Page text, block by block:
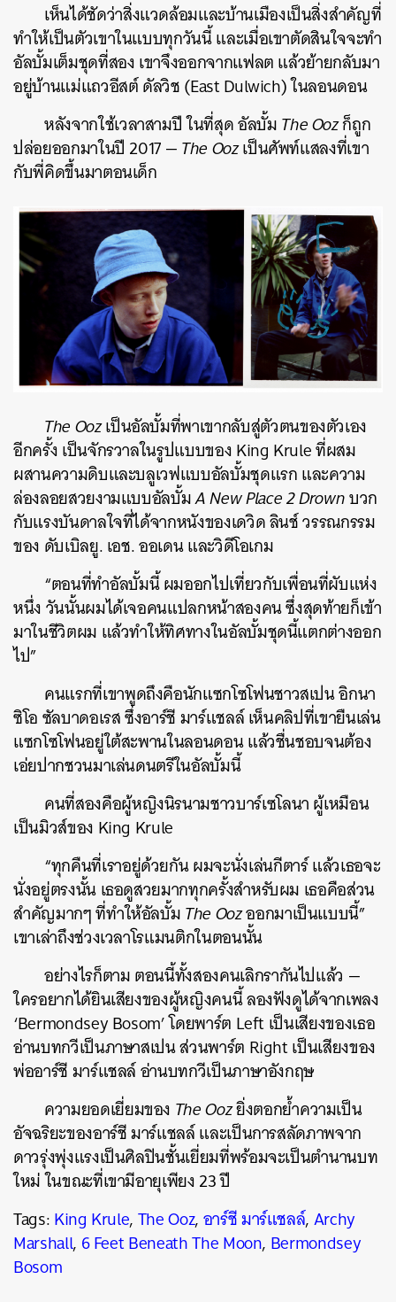
เห็นได้ชัดว่าสิ่งแวดล้อมและบ้านเมืองเป็นสิ่งสำคัญที่
ทำให้เป็นตัวเขาในแบบทุกวันนี้ และเมื่อเขาตัดสินใจจะทำ
อัลบั้มเต็มชุดที่สอง เขาจึงออกจากแฟลต แล้วย้ายกลับมา
อยู่บ้านแม่แถวอีสต์ ดัลวิช (East Dulwich) ในลอนดอน
หลังจากใช้เวลาสามปี ในที่สุด อัลบั้มThe Oozก็ถูก
ปล่อยออกมาในปี 2017 —The Oozเป็นศัพท์แสลงที่เขา
กับพี่คิดขึ้นมาตอนเด็ก
The Oozเป็นอัลบั้มที่พาเขากลับสู่ตัวตนของตัวเอง
อีกครั้ง เป็นจักรวาลในรูปแบบของ King Krule ที่ผสม
ผสานความดิบและบลูเวฟแบบอัลบั้มชุดแรก และความ
ล่องลอยสวยงามแบบอัลบั้มA New Place 2 Drownบวก
กับแรงบันดาลใจที่ได้จากหนังของเดวิด ลินช์ วรรณกรรม
ของ ดับเบิลยู. เอช. ออเดน และวิดีโอเกม
“ตอนที่ทำอัลบั้มนี้ ผมออกไปเที่ยวกับเพื่อนที่ผับแห่ง
หนึ่ง วันนั้นผมได้เจอคนแปลกหน้าสองคน ซึ่งสุดท้ายก็เข้า
มาในชีวิตผม แล้วทำให้ทิศทางในอัลบั้มชุดนี้แตกต่างออก
ไป”
คนแรกที่เขาพูดถึงคือนักแซกโซโฟนชาวสเปน อิกนา
ซิโอ ซัลบาดอเรส ซึ่งอาร์ชี มาร์แชลล์ เห็นคลิปที่เขายืนเล่น
แซกโซโฟนอยู่ใต้สะพานในลอนดอน แล้วชื่นชอบจนต้อง
เอ่ยปากชวนมาเล่นดนตรีในอัลบั้มนี้
คนที่สองคือผู้หญิงนิรนามชาวบาร์เซโลนา ผู้เหมือน
เป็นมิวส์ของ King Krule
“ทุกคืนที่เราอยู่ด้วยกัน ผมจะนั่งเล่นกีตาร์ แล้วเธอจะ
นั่งอยู่ตรงนั้น เธอดูสวยมากทุกครั้งสำหรับผม เธอคือส่วน
สำคัญมากๆ ที่ทำให้อัลบั้มThe Oozออกมาเป็นแบบนี้”
เขาเล่าถึงช่วงเวลาโรแมนติกในตอนนั้น
อย่างไรก็ตาม ตอนนี้ทั้งสองคนเลิกรากันไปแล้ว —
ใครอยากได้ยินเสียงของผู้หญิงคนนี้ ลองฟังดูได้จากเพลง
‘Bermondsey Bosom’ โดยพาร์ต Left เป็นเสียงของเธอ
อ่านบทกวีเป็นภาษาสเปน ส่วนพาร์ต Right เป็นเสียงของ
พ่ออาร์ชี มาร์แชลล์ อ่านบทกวีเป็นภาษาอังกฤษ
ความยอดเยี่ยมของ The Oozยิ่งตอกย้ำความเป็น
อัจฉริยะของอาร์ชี มาร์แชลล์ และเป็นการสลัดภาพจาก
ดาวรุ่งพุ่งแรงเป็นศิลปินชั้นเยี่ยมที่พร้อมจะเป็นตำนานบท
ใหม่ ในขณะที่เขามีอายุเพียง 23 ปี
Tags:King Krule,The Ooz,อาร์ชี มาร์แชลล์,Archy
Marshall, 6 Feet Beneath The Moon, Bermondsey
Bosom